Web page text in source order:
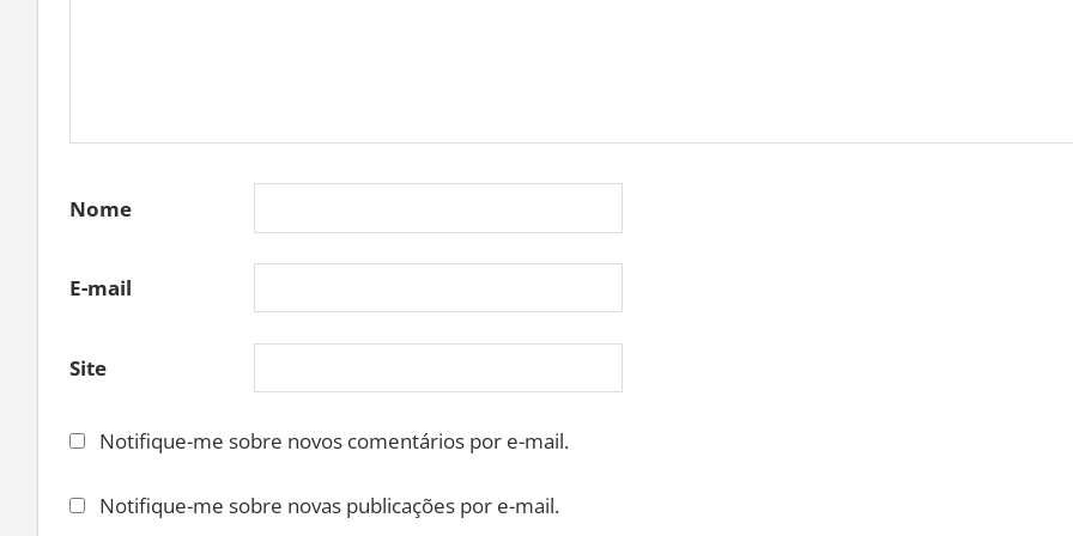
Nome
E-mail
Site
Notifique-me sobre novos comentários por e-mail.
Notifique-me sobre novas publicações por e-mail.